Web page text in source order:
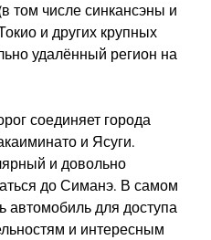
том числе синкансэны и
и других крупных
удалённый регион на
соединяет города
и Ясуги.
и довольно
до Симанэ. В самом
автомобиль для доступа
и интересным